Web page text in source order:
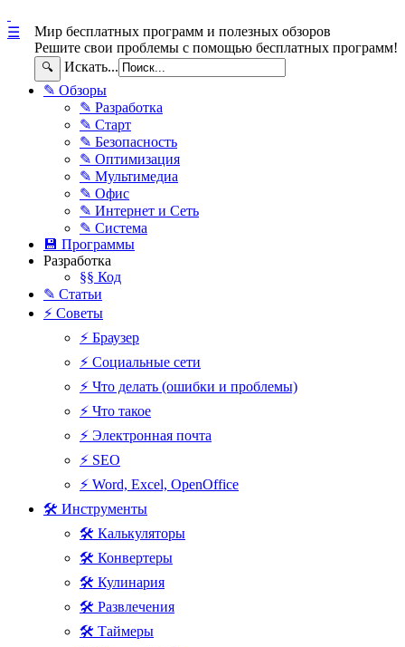
Мир бесплатных программ и полезных обзоров
Решите свои проблемы с помощью бесплатных программ!
🔍 Искать...
☰
✎ Обзоры
✎ Разработка
✎ Старт
✎ Безопасность
✎ Оптимизация
✎ Мультимедиа
✎ Офис
✎ Интернет и Сеть
✎ Система
💾 Программы
Разработка
§§ Код
✎ Статьи
⚡ Советы
⚡ Браузер
⚡ Социальные сети
⚡ Что делать (ошибки и проблемы)
⚡ Что такое
⚡ Электронная почта
⚡ SEO
⚡ Word, Excel, OpenOffice
🛠 Инструменты
🛠 Калькуляторы
🛠 Конвертеры
🛠 Кулинария
🛠 Развлечения
🛠 Таймеры